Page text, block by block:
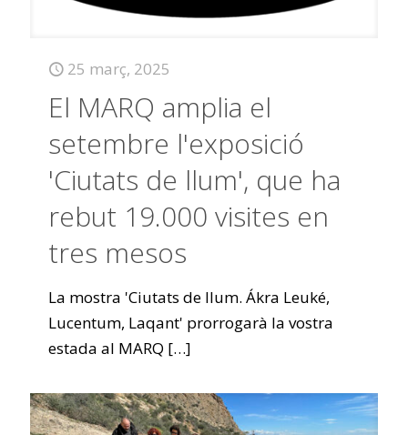
25 març, 2025
El MARQ amplia el
setembre l'exposició
'Ciutats de llum', que ha
rebut 19.000 visites en
tres mesos
La mostra 'Ciutats de llum. Ákra Leuké,
Lucentum, Laqant' prorrogarà la vostra
estada al MARQ […]